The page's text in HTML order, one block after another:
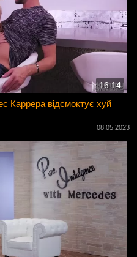
16:14
Каррера відсмоктує хуй
08.05.2023